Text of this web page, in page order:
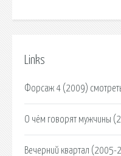
Links
Форсаж 4 (2009)
О чём говорят мужчины
Вечерний квартал (2005-